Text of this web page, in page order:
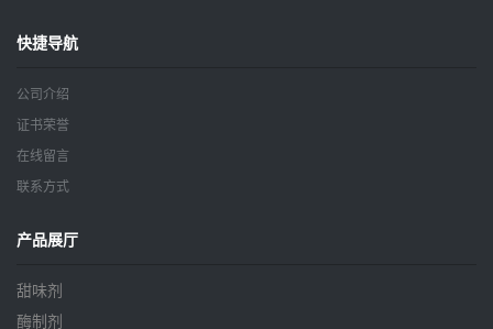
快捷导航
公司介绍
证书荣誉
在线留言
联系方式
产品展厅
甜味剂
酶制剂